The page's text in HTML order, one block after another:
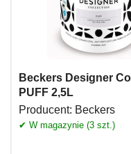
Beckers Designer
PUFF 2,5L
Producent: Beckers
✔ W magazynie (3 szt.)